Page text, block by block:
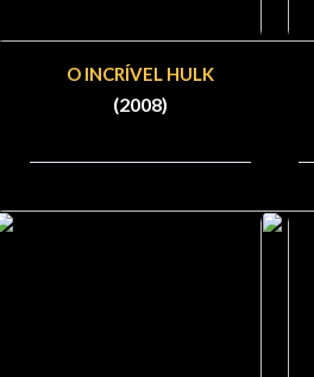
O INCRÍVEL HULK
(2008)